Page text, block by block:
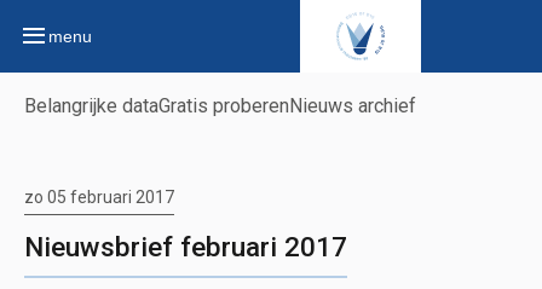
menu
Belangrijke dataGratis proberen Nieuws archief
zo 05 februari 2017
Nieuwsbrief februari 2017